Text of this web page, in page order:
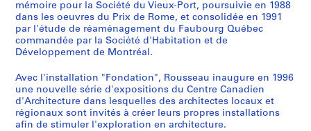
-
P
o
r
d
e
M
o
t
e
-
P
o
j
e
t
l
,
1
9
4
AP066.S3.D3
f
i
c
e
b
u
r
e
8
7
AP066.S3.D5
c
h
e
s
1
9
8
7
,
1
9
9
AP066.S3.D7
t
i
e
r
1
9
9
0
1
AP066.S3.D9
d
e
M
o
t
r
é
a
v
e
r
s
t
é
d
e
e
t
i
t
m
a
i
s
n
e
,
1
8
4
AP066.S3.D14
i
t
i
o
s
,
1
9
mémoire pour la Société du Vieux-Port, poursuivie en 1988
dans les oeuvres du Prix de Rome, et consolidée en 1991
par l'étude de réaménagement du Faubourg Québec
commandée par la Société d'Habitation et de
Développement de Montréal.
Avec l'installation "Fondation", Rousseau inaugure en 1996
une nouvelle série d'expositions du Centre Canadien
d'Architecture dans lesquelles des architectes locaux et
régionaux sont invités à créer leurs propres installations
afin de stimuler l'exploration en architecture.